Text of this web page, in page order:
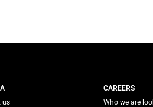
us
CAREERS
Who we are